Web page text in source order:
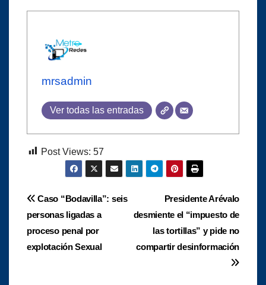
mrsadmin
Ver todas las entradas
Post Views: 57
Navegación
de
entradas
Presidente Arévalo
desmiente el “impuesto de
las tortillas” y pide no
compartir desinformación
Caso “Bodavilla”: seis
personas ligadas a
proceso penal por
explotación Sexual